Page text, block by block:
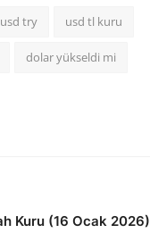
usd try usd tl kuru
dolar yükseldi mi
Kuru (16 Ocak 2026)